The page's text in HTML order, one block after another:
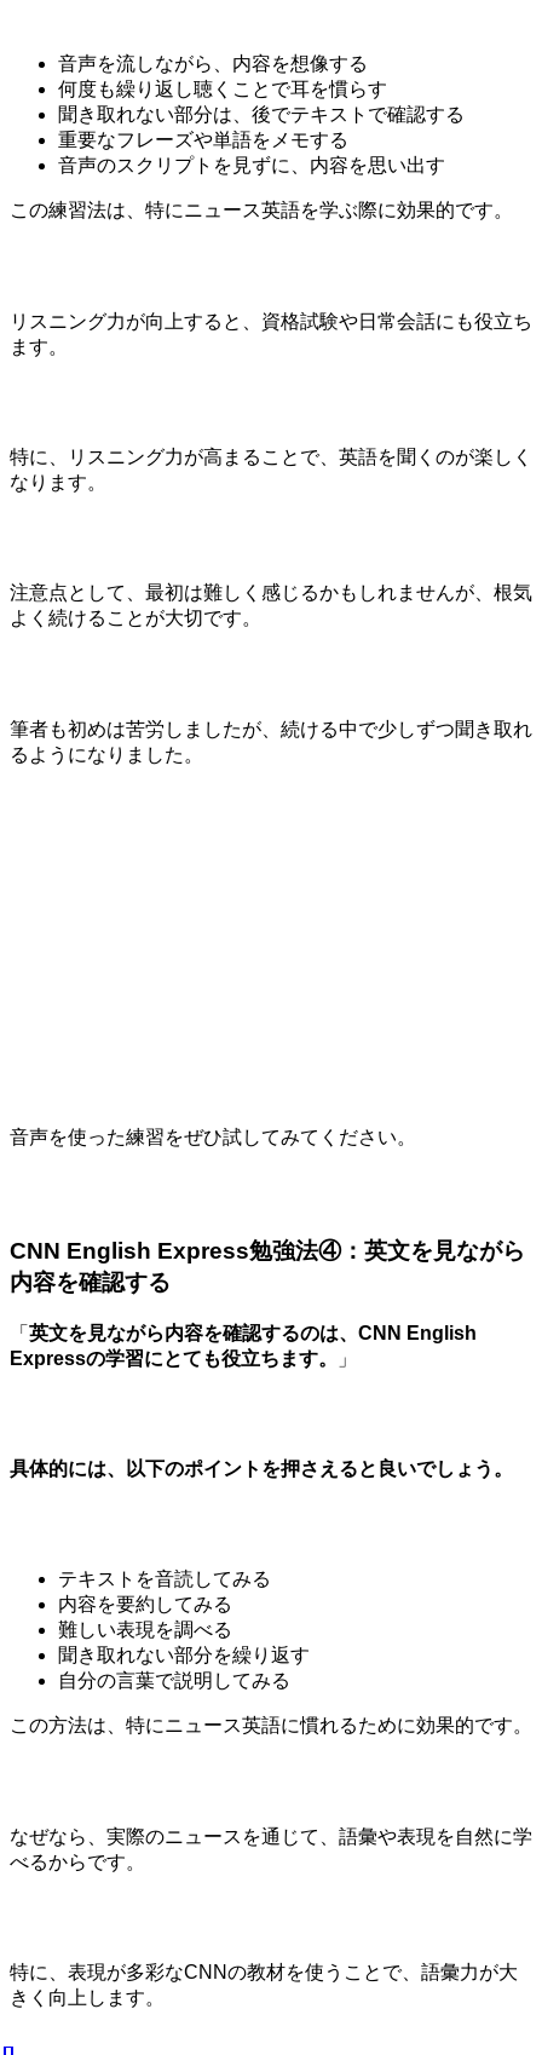
音声を流しながら、内容を想像する
何度も繰り返し聴くことで耳を慣らす
聞き取れない部分は、後でテキストで確認する
重要なフレーズや単語をメモする
音声のスクリプトを見ずに、内容を思い出す
この練習法は、特にニュース英語を学ぶ際に効果的です。
リスニング力が向上すると、資格試験や日常会話にも役立ち
ます。
特に、リスニング力が高まることで、英語を聞くのが楽しく
なります。
注意点として、最初は難しく感じるかもしれませんが、根気
よく続けることが大切です。
筆者も初めは苦労しましたが、続ける中で少しずつ聞き取れ
るようになりました。
音声を使った練習をぜひ試してみてください。
CNN English Express勉強法④：英文を見ながら
内容を確認する
「 英文を見ながら内容を確認するのは、CNN English
Expressの学習にとても役立ちます。
」
具体的には、以下のポイントを押さえると良いでしょう。
テキストを音読してみる
内容を要約してみる
難しい表現を調べる
聞き取れない部分を繰り返す
自分の言葉で説明してみる
この方法は、特にニュース英語に慣れるために効果的です。
なぜなら、実際のニュースを通じて、語彙や表現を自然に学
べるからです。
特に、表現が多彩なCNNの教材を使うことで、語彙力が大
きく向上します。